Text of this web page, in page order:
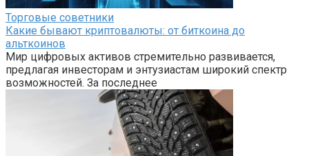
Торговые советники
Какие бывают криптовалюты: от биткоина до
альткоинов
Мир цифровых активов стремительно развивается,
предлагая инвесторам и энтузиастам широкий спектр
возможностей. За последнее